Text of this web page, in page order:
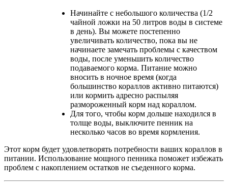
Начинайте с небольшого количества (1/2
чайной ложки на 50 литров воды в системе
в день). Вы можете постепенно
увеличивать количество, пока вы не
начинаете замечать проблемы с качеством
воды, после уменьшить количество
подаваемого корма. Питание можно
вносить в ночное время (когда
большинство кораллов активно питаются)
или кормить адресно распыляя
размороженный корм над кораллом.
Для того, чтобы корм дольше находился в
толще воды, выключите пенник на
несколько часов во время кормления.
Этот корм будет удовлетворять потребности ваших кораллов в
питании. Использование мощного пенника поможет избежать
проблем с накоплением остатков не съеденного корма.